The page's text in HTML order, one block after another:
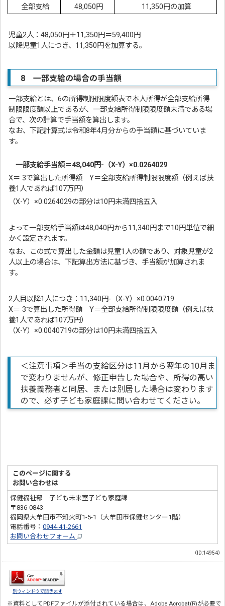
全部支給
48,050円 11,350円の加算
児童2人：48,050円＋11,350円＝59,400円
以降児童1人につき、11,350円を加算する。
8 一部支給の場合の手当額
一部支給とは、6の所得制限限度額表で本人所得が全部支給所得
制限限度額以上であるが、一部支給所得制限限度額未満である場
合で、次の計算で手当額を算出します。
なお、下記計算式は令和8年4月分からの手当額に基づいていま
す。
一部支給手当額＝48,040円-（X-Y）×0.0264029
X＝ 3で算出した所得額 Y＝全部支給所得制限限度額（例えば扶
養1人であれば107万円）
（X-Y）×0.0264029の部分は10円未満四捨五入
よって一部支給手当額は48,040円から11,340円まで10円単位で細
かく設定されます。
なお、この式で算出した金額は児童1人の額であり、対象児童が2
人以上の場合は、下記算出方法に基づき、手当額が加算されま
す。
2人目以降1人につき：11,340円-（X-Y）×0.0040719
X＝ 3で算出した所得額 Y＝全部支給所得制限限度額（例えば扶
養1人であれば107万円）
（X-Y）×0.0040719の部分は10円未満四捨五入
＜注意事項＞手当の支給区分は11月から翌年の10月ま
で変わりませんが、修正申告した場合や、所得の高い
扶養義務者と同居、または別居した場合は変わります
ので、必ず子ども家庭課に問い合わせてください。
このページに関する
お問い合わせは
保健福祉部 子ども未来室子ども家庭課
〒836-0843
福岡県大牟田市不知火町1-5-1（大牟田市保健センター1階）
電話番号：0944-41-2661
お問い合わせフォーム
（ID:14954）
別ウィンドウで開きます
※資料としてPDFファイルが添付されている場合は、Adobe Acrobat(R)が必要で